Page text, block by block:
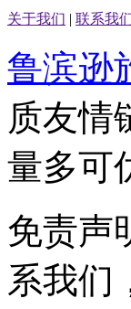
关于我们 | 联系我
鲁滨逊
质友情
量多可
免责声
系我们